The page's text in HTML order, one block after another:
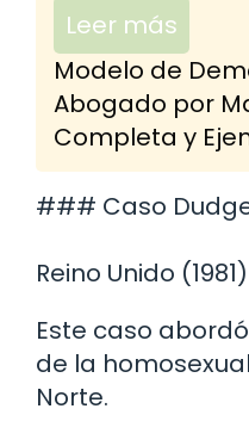
Leer más
Modelo de
Abogado por
Completa y
### Caso
Reino Unido (1981)
Este caso
de la
Norte.